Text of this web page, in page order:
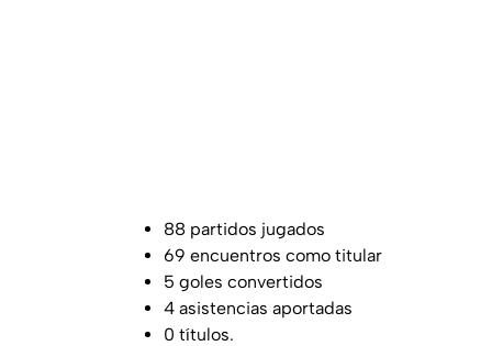
88 partidos jugados
69 encuentros como titular
5 goles convertidos
4 asistencias aportadas
0 títulos.